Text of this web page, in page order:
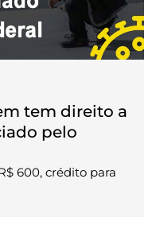
tem direito a
pelo
600, crédito para